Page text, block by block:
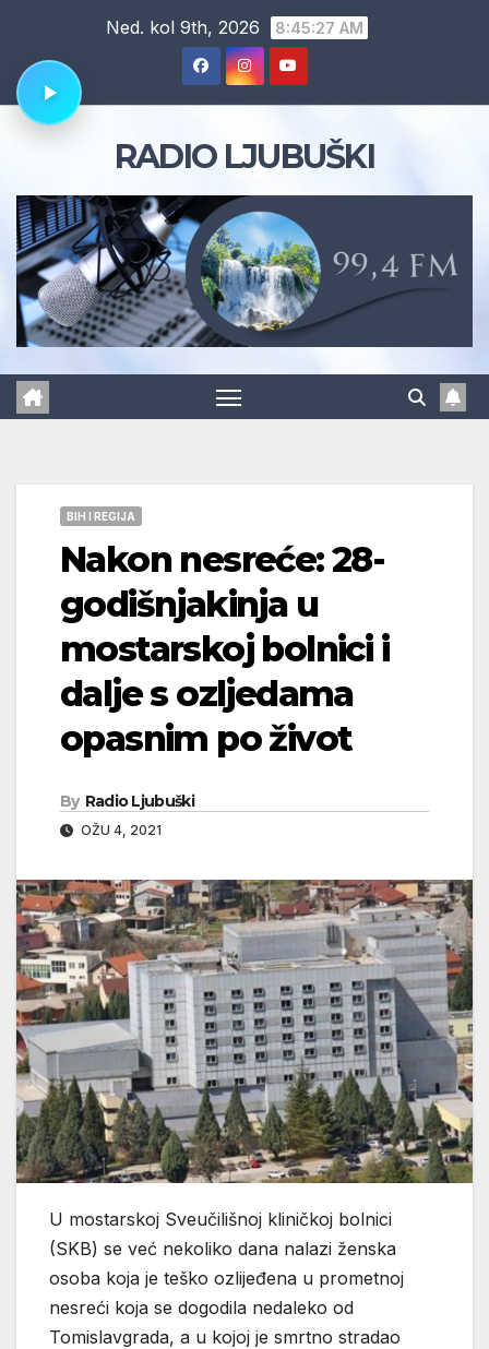
content
Ned. kol 9th, 2026 8:45:28 AM
RADIO LJUBUŠKI
BIH I REGIJA
Nakon nesreće: 28-
godišnjakinja u
mostarskoj bolnici i
dalje s ozljedama
opasnim po život
By Radio Ljubuški
OŽU 4, 2021
U mostarskoj Sveučilišnoj kliničkoj bolnici
(SKB) se već nekoliko dana nalazi ženska
osoba koja je teško ozlijeđena u prometnoj
nesreći koja se dogodila nedaleko od
Tomislavgrada, a u kojoj je smrtno stradao